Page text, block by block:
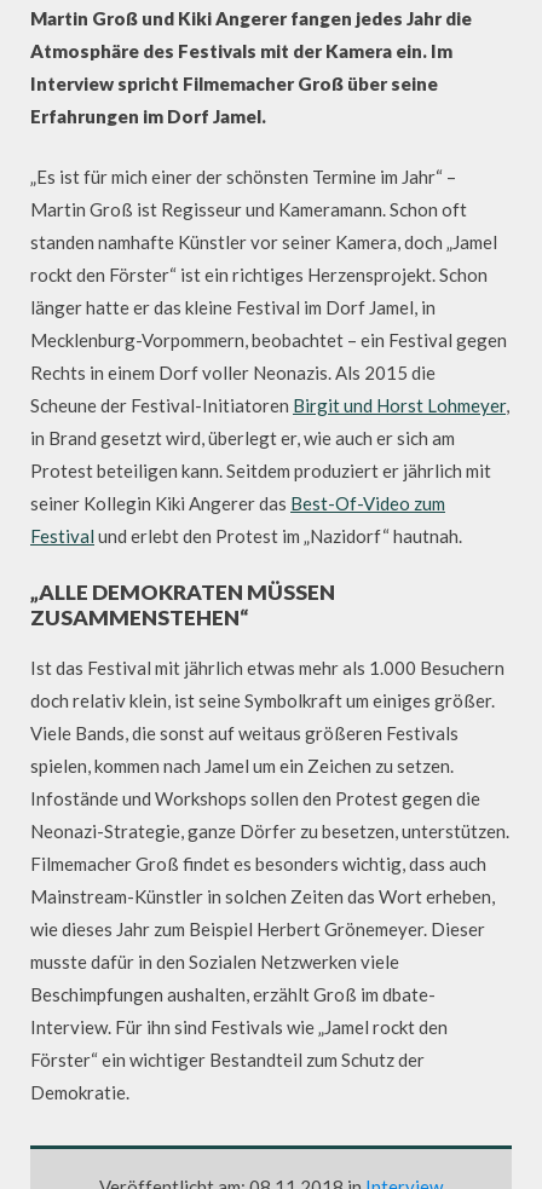
Martin Groß und Kiki Angerer fangen jedes Jahr die
Atmosphäre des Festivals mit der Kamera ein. Im
Interview spricht Filmemacher Groß über seine
Erfahrungen im Dorf Jamel.
„Es ist für mich einer der schönsten Termine im Jahr“ –
Martin Groß ist Regisseur und Kameramann. Schon oft
standen namhafte Künstler vor seiner Kamera, doch „Jamel
rockt den Förster“ ist ein richtiges Herzensprojekt. Schon
länger hatte er das kleine Festival im Dorf Jamel, in
Mecklenburg-Vorpommern, beobachtet – ein Festival gegen
Rechts in einem Dorf voller Neonazis. Als 2015 die
Scheune der Festival-Initiatoren Birgit und Horst Lohmeyer,
in Brand gesetzt wird, überlegt er, wie auch er sich am
Protest beteiligen kann. Seitdem produziert er jährlich mit
seiner Kollegin Kiki Angerer das Best-Of-Video zum
Festival und erlebt den Protest im „Nazidorf“ hautnah.
„ALLE DEMOKRATEN MÜSSEN
ZUSAMMENSTEHEN“
Ist das Festival mit jährlich etwas mehr als 1.000 Besuchern
doch relativ klein, ist seine Symbolkraft um einiges größer.
Viele Bands, die sonst auf weitaus größeren Festivals
spielen, kommen nach Jamel um ein Zeichen zu setzen.
Infostände und Workshops sollen den Protest gegen die
Neonazi-Strategie, ganze Dörfer zu besetzen, unterstützen.
Filmemacher Groß findet es besonders wichtig, dass auch
Mainstream-Künstler in solchen Zeiten das Wort erheben,
wie dieses Jahr zum Beispiel Herbert Grönemeyer. Dieser
musste dafür in den Sozialen Netzwerken viele
Beschimpfungen aushalten, erzählt Groß im dbate-
Interview. Für ihn sind Festivals wie „Jamel rockt den
Förster“ ein wichtiger Bestandteil zum Schutz der
Demokratie.